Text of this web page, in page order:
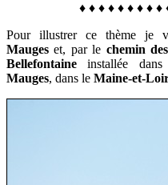
♦ ♦ ♦ ♦ ♦ ♦ ♦ ♦ ♦
Pour illustrer ce thème je
Mauges et, par le chemin
Bellefontaineinstallée
Mauges, dans le Maine-et-